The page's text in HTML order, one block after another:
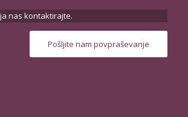
nas kontaktirajte.
Pošljite nam povpraševanje